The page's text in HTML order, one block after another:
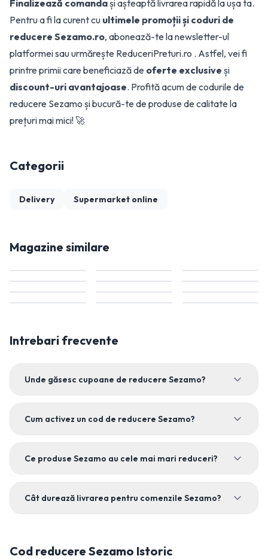
Finalizează comandași așteaptă livrarea rapidă la ușa ta.
Pentru a fi la curent cu ultimele promoții și coduri de
reducere Sezamo.ro, abonează-te la newsletter-ul
platformei sau urmărește ReduceriPreturi.ro . Astfel, vei fi
printre primii care beneficiază de oferte exclusive și
discount-uri avantajoase. Profită acum de codurile de
reducere Sezamo și bucură-te de produse de calitate la
prețuri mai mici! 🚀
Categorii
Delivery Supermarket online
Magazine similare
Intrebari frecvente
Unde găsesc cupoane de reducere Sezamo?
Cum activez un cod de reducere Sezamo?
Ce produse Sezamo au cele mai mari reduceri?
Cât durează livrarea pentru comenzile Sezamo?
Cod reducere Sezamo Istoric